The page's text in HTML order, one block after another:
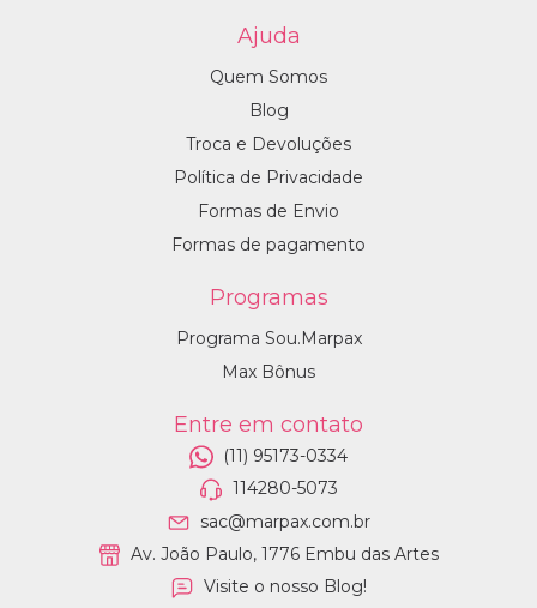
Ajuda
Quem Somos
Blog
Troca e Devoluções
Política de Privacidade
Formas de Envio
Formas de pagamento
Programas
Programa Sou.Marpax
Max Bônus
Entre em contato
(11) 95173-0334
114280-5073
sac@marpax.com.br
Av. João Paulo, 1776 Embu das Artes
Visite o nosso Blog!